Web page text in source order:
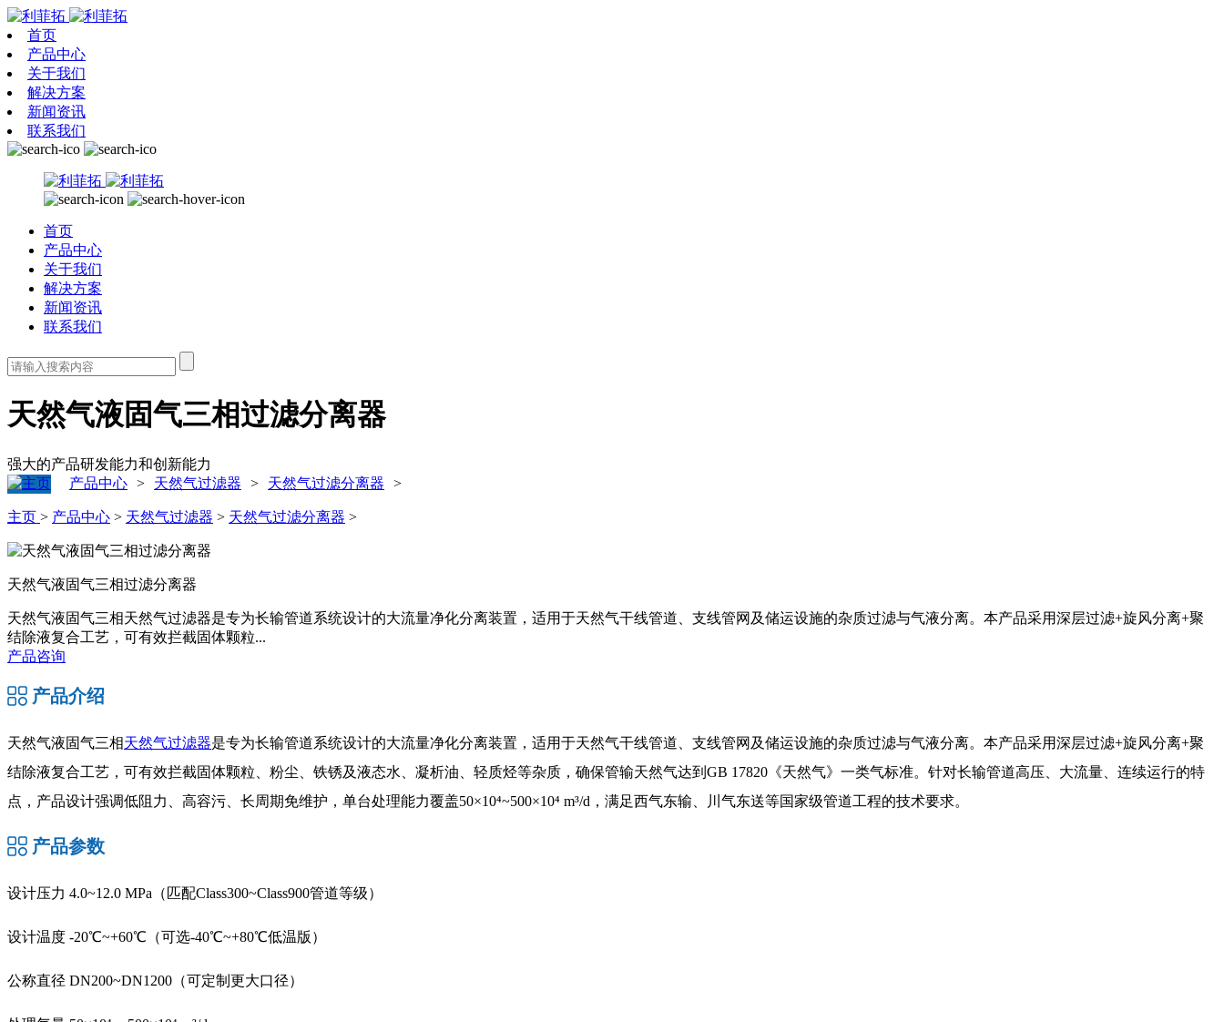
首页
产品中心
关于我们
解决方案
新闻资讯
联系我们
首页
产品中心
关于我们
解决方案
新闻资讯
联系我们
天然气液固气三相过滤分离器
强大的产品研发能力和创新能力
产品中心 > 天然气过滤器 > 天然气过滤分离器 >
主页 > 产品中心 > 天然气过滤器 > 天然气过滤分离器 >
天然气液固气三相过滤分离器
天然气液固气三相天然气过滤器是专为长输管道系统设计的大流量净化分离装置，适用于天然气干线管道、支线管网及储运设施的杂质过滤与气液分离。本产品采用深层过滤+旋风分离+聚
结除液复合工艺，可有效拦截固体颗粒...
产品咨询
产品介绍
天然气液固气三相天然气过滤器是专为长输管道系统设计的大流量净化分离装置，适用于天然气干线管道、支线管网及储运设施的杂质过滤与气液分离。本产品采用深层过滤+旋风分离+聚
结除液复合工艺，可有效拦截固体颗粒、粉尘、铁锈及液态水、凝析油、轻质烃等杂质，确保管输天然气达到GB 17820《天然气》一类气标准。针对长输管道高压、大流量、连续运行的特
点，产品设计强调低阻力、高容污、长周期免维护，单台处理能力覆盖50×10⁴~500×10⁴ m³/d，满足西气东输、川气东送等国家级管道工程的技术要求。
产品参数
设计压力 4.0~12.0 MPa（匹配Class300~Class900管道等级）
设计温度 -20℃~+60℃（可选-40℃~+80℃低温版）
公称直径 DN200~DN1200（可定制更大口径）